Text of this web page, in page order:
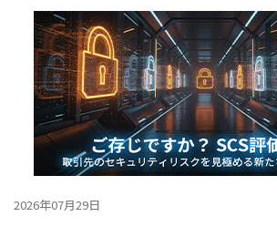
2026年07月29日